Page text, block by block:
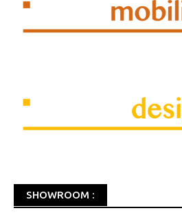
SHOWROOM :